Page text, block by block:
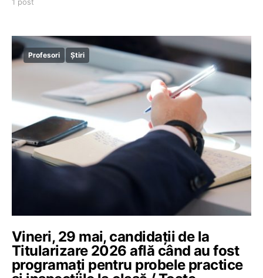
Profesori Știri
Vineri, 29 mai, candidații de la
Titularizare 2026 află când au fost
programați pentru probele practice